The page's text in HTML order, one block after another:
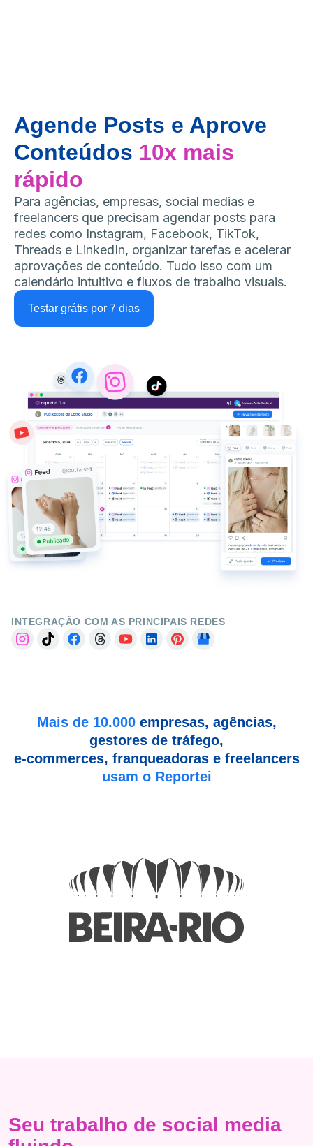
Agende Posts e Aprove
Conteúdos 10x mais
rápido
Para agências, empresas, social medias e
freelancers que precisam agendar posts para
redes como Instagram, Facebook, TikTok,
Threads e LinkedIn, organizar tarefas e acelerar
aprovações de conteúdo. Tudo isso com um
calendário intuitivo e fluxos de trabalho visuais.
Testar grátis por 7 dias
INTEGRAÇÃO COM AS PRINCIPAIS REDES
Mais de 10.000empresas, agências,
gestores de tráfego,
e-commerces, franqueadoras e freelancers
usam o Reportei
Seu trabalho de social media